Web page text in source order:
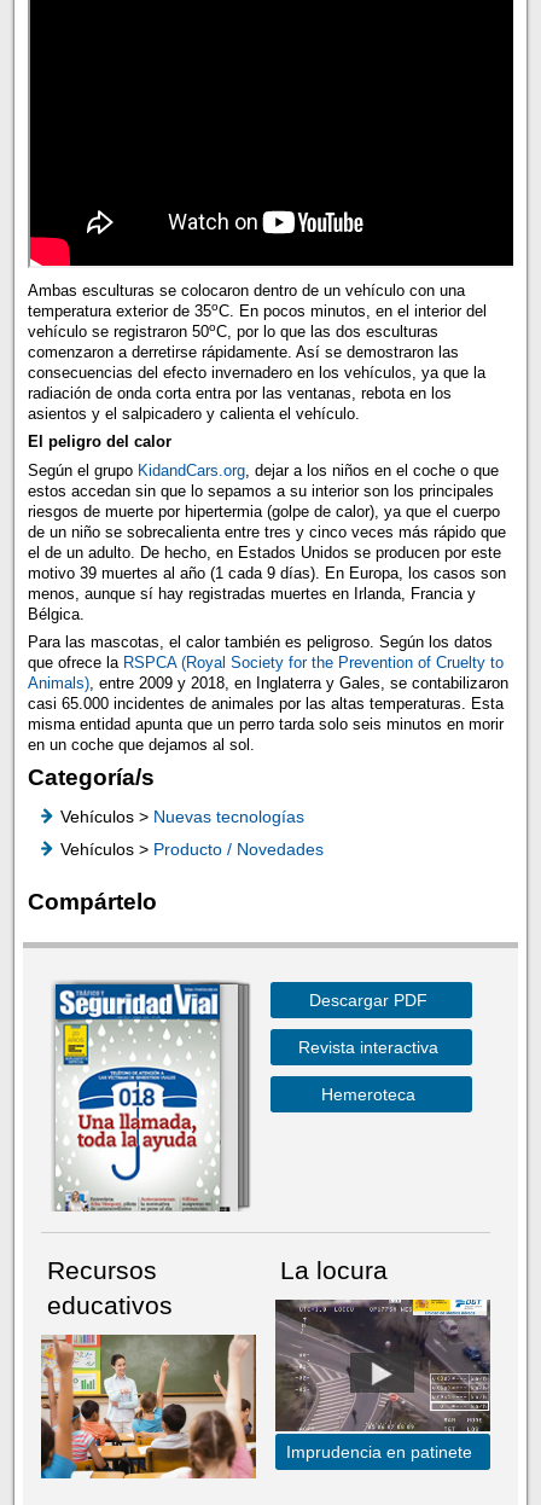
Ambas esculturas se colocaron dentro de un vehículo con una
temperatura exterior de 35oC. En pocos minutos, en el interior del
vehículo se registraron 50oC, por lo que las dos esculturas
comenzaron a derretirse rápidamente. Así se demostraron las
consecuencias del efecto invernadero en los vehículos, ya que la
radiación de onda corta entra por las ventanas, rebota en los
asientos y el salpicadero y calienta el vehículo.
El peligro del calor
Según el grupo KidandCars.org, dejar a los niños en el coche o que
estos accedan sin que lo sepamos a su interior son los principales
riesgos de muerte por hipertermia (golpe de calor), ya que el cuerpo
de un niño se sobrecalienta entre tres y cinco veces más rápido que
el de un adulto. De hecho, en Estados Unidos se producen por este
motivo 39 muertes al año (1 cada 9 días). En Europa, los casos son
menos, aunque sí hay registradas muertes en Irlanda, Francia y
Bélgica.
Para las mascotas, el calor también es peligroso. Según los datos
que ofrece la RSPCA (Royal Society for the Prevention of Cruelty to
Animals), entre 2009 y 2018, en Inglaterra y Gales, se contabilizaron
casi 65.000 incidentes de animales por las altas temperaturas. Esta
misma entidad apunta que un perro tarda solo seis minutos en morir
en un coche que dejamos al sol.
Categoría/s
Vehículos > Nuevas tecnologías
Vehículos > Producto / Novedades
Compártelo
Descargar PDF
Revista interactiva
Hemeroteca
Recursos
educativos
La locura
Imprudencia en patinete